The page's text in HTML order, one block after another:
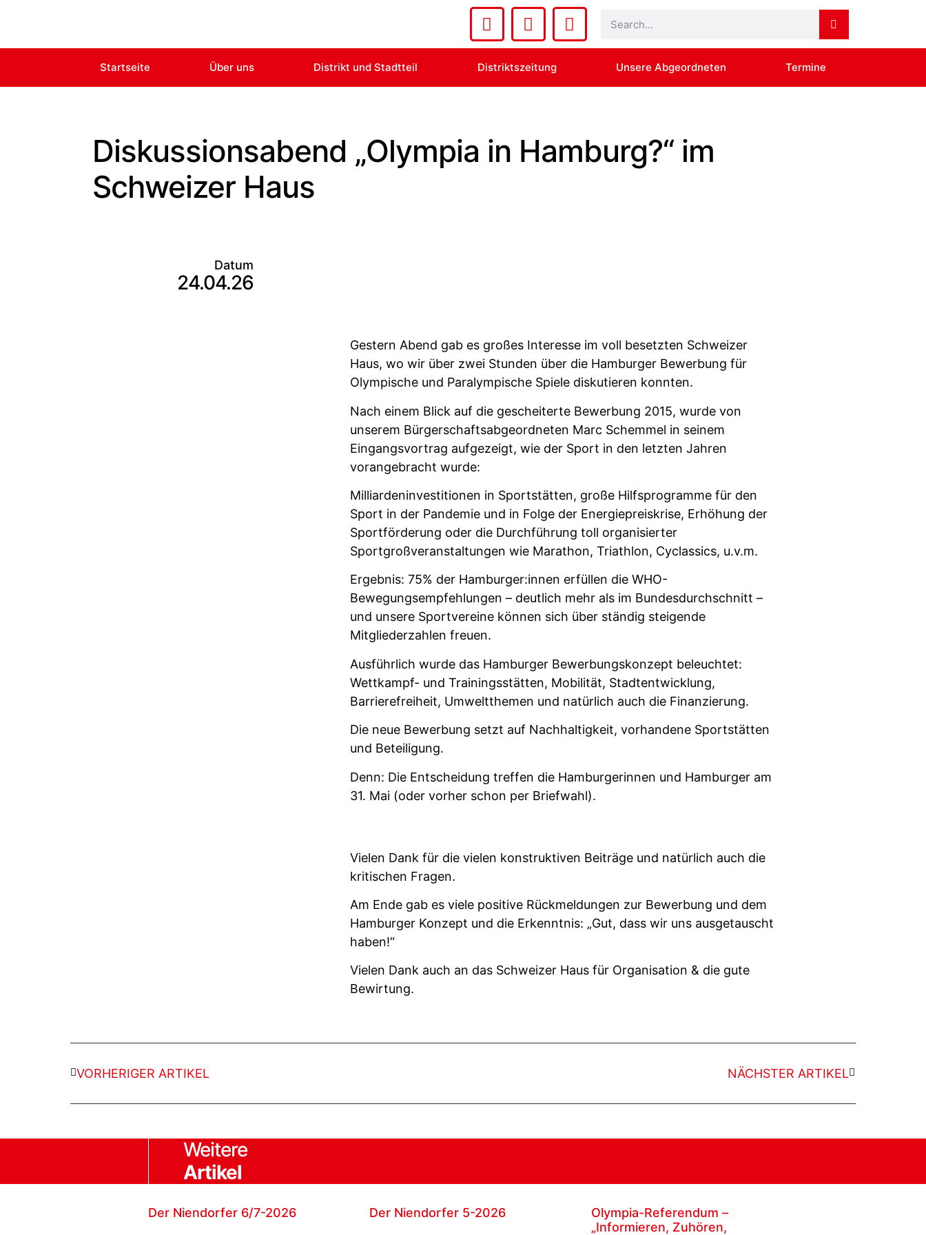
Startseite Über uns Distrikt und Stadtteil Distriktszeitung Unsere Abgeordneten Termine
Diskussionsabend „Olympia in Hamburg?“ im
Schweizer Haus
Datum
24.04.26
Gestern Abend gab es großes Interesse im voll besetzten Schweizer
Haus, wo wir über zwei Stunden über die Hamburger Bewerbung für
Olympische und Paralympische Spiele diskutieren konnten.
Nach einem Blick auf die gescheiterte Bewerbung 2015, wurde von
unserem Bürgerschaftsabgeordneten Marc Schemmel in seinem
Eingangsvortrag aufgezeigt, wie der Sport in den letzten Jahren
vorangebracht wurde:
Milliardeninvestitionen in Sportstätten, große Hilfsprogramme für den
Sport in der Pandemie und in Folge der Energiepreiskrise, Erhöhung der
Sportförderung oder die Durchführung toll organisierter
Sportgroßveranstaltungen wie Marathon, Triathlon, Cyclassics, u.v.m.
Ergebnis: 75% der Hamburger:innen erfüllen die WHO-
Bewegungsempfehlungen – deutlich mehr als im Bundesdurchschnitt –
und unsere Sportvereine können sich über ständig steigende
Mitgliederzahlen freuen.
Ausführlich wurde das Hamburger Bewerbungskonzept beleuchtet:
Wettkampf- und Trainingsstätten, Mobilität, Stadtentwicklung,
Barrierefreiheit, Umweltthemen und natürlich auch die Finanzierung.
Die neue Bewerbung setzt auf Nachhaltigkeit, vorhandene Sportstätten
und Beteiligung.
Denn: Die Entscheidung treffen die Hamburgerinnen und Hamburger am
31. Mai (oder vorher schon per Briefwahl).
Vielen Dank für die vielen konstruktiven Beiträge und natürlich auch die
kritischen Fragen.
Am Ende gab es viele positive Rückmeldungen zur Bewerbung und dem
Hamburger Konzept und die Erkenntnis: „Gut, dass wir uns ausgetauscht
haben!“
Vielen Dank auch an das Schweizer Haus für Organisation & die gute
Bewirtung.
VORHERIGER ARTIKEL NÄCHSTER ARTIKEL
Weitere
Artikel
Der Niendorfer 6/7-2026 Der Niendorfer 5-2026
Olympia-Referendum –
„Informieren, Zuhören,